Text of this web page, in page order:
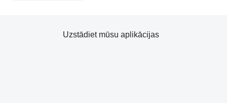
Uzstādiet mūsu aplikācijas